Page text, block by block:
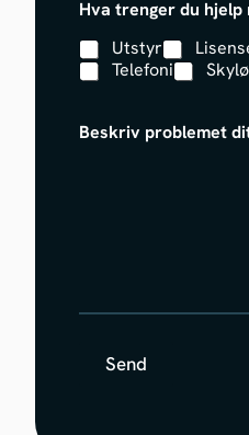
Hva trenger du hjelp
Utstyr
Telefoni
Beskriv problemet
Send